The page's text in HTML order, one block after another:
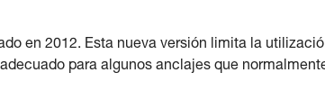
en 2012. Esta nueva versión limita la
para algunos anclajes que